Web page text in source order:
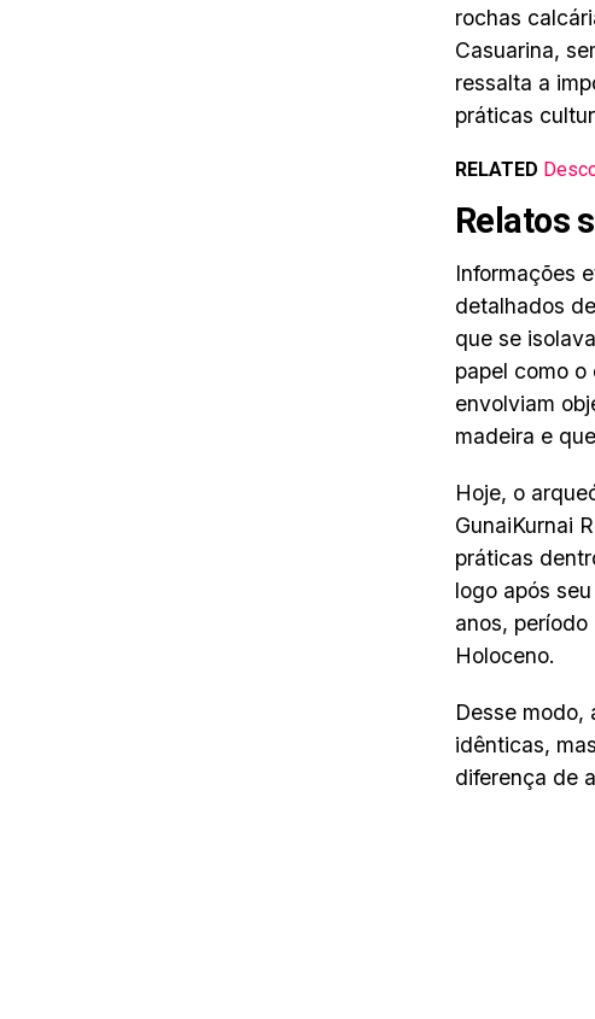
rochas
Casuarina,
ressalta a
práticas
RELATED
Relatos
Informações
detalhados de
que se
papel como o
envolviam
madeira e
Hoje, o
GunaiKurnai
práticas
logo após
anos,
Holoceno.
Desse modo,
idênticas,
diferença de